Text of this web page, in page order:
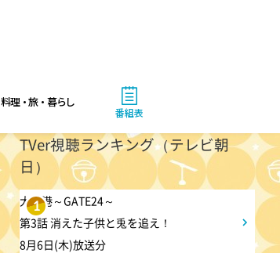
料理・旅・暮らし
番組表
TVer視聴ランキング（テレビ朝
日）
1
大空港～GATE24～
第3話 消えた子供と兎を追え！
8月6日(木)放送分
ワイド!スクランブル サタデ
ー
午後 1:30
八村塁スペシャルマッチ